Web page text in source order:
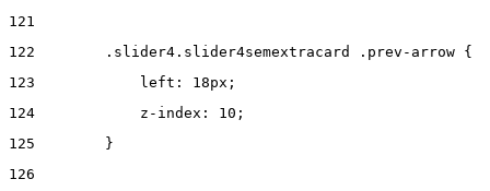
121
122
        .slider4.slider4semextracard .prev-arrow {
123
            left: 18px;
124
            z-index: 10;
125
        }
126